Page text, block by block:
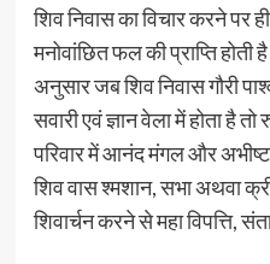
शिव निवास का विचार करने पर
मनोवांछित फल की प्राप्ति
अनुसार जब शिव निवास गौरी
सवारी एवं ज्ञान वेला में होता है
परिवार में आनंद मंगल और अभीष्ट
शिव वास श्मशान, सभा अथवा
शिवार्चन करने से महा विपत्ति,